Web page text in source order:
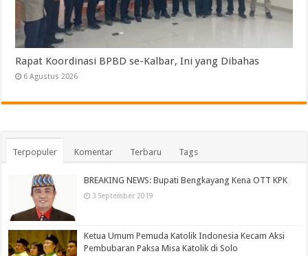
Rapat Koordinasi BPBD se-Kalbar, Ini yang Dibahas
6 Agustus 2026
Terpopuler Komentar Terbaru Tags
BREAKING NEWS: Bupati Bengkayang Kena OTT KPK
3 September 2019
Ketua Umum Pemuda Katolik Indonesia Kecam Aksi
Pembubaran Paksa Misa Katolik di Solo